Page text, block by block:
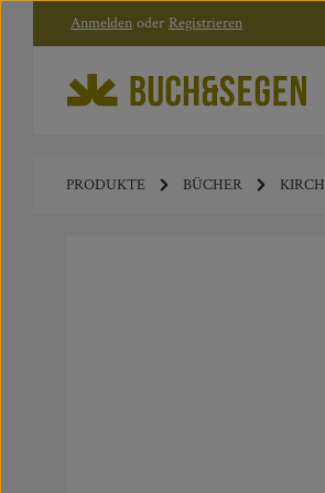
Zum Hauptinhalt springen
Zur Hauptnavigation springen
Anmelden oder Registrieren
PRODUKTE BÜCHER